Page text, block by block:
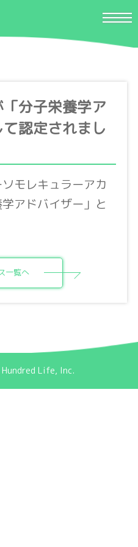
分子栄養学ア
認定されまし
モレキュラーアカ
アドバイザー」と
一覧へ
Life, Inc.